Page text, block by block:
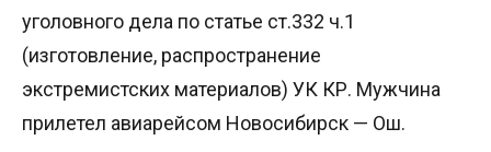
уголовного дела по статье ст.332 ч.1
(изготовление, распространение
экстремистских материалов) УК КР. Мужчина
прилетел авиарейсом Новосибирск — Ош.